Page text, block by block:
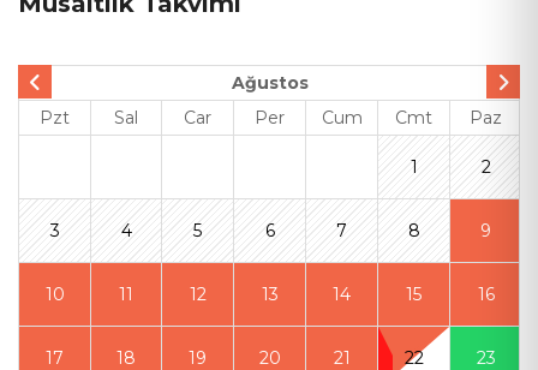
Ağustos
Pzt
Sal Car Per Cum Cmt Paz
1 2
3 4 5 6 7 8 9
10 11 12 13 14 15 16
17 18 19 20 21 22 23